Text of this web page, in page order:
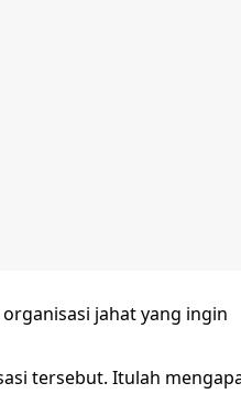
jahat yang ingin
tersebut. Itulah